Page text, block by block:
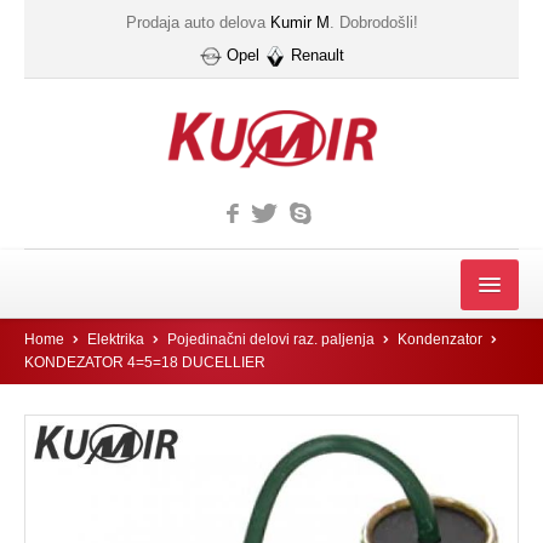
Prodaja auto delova Kumir M . Dobrodošli!
Opel
Renault
MOTOR
FILTER
Filter automatskog menjača
Home Elektrika Pojedinačni delovi raz. paljenja
Kondenzator
KONDEZATOR 4=5=18 DUCELLIER